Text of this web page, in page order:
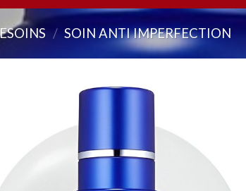
/ SOIN ANTI IMPERFECTION